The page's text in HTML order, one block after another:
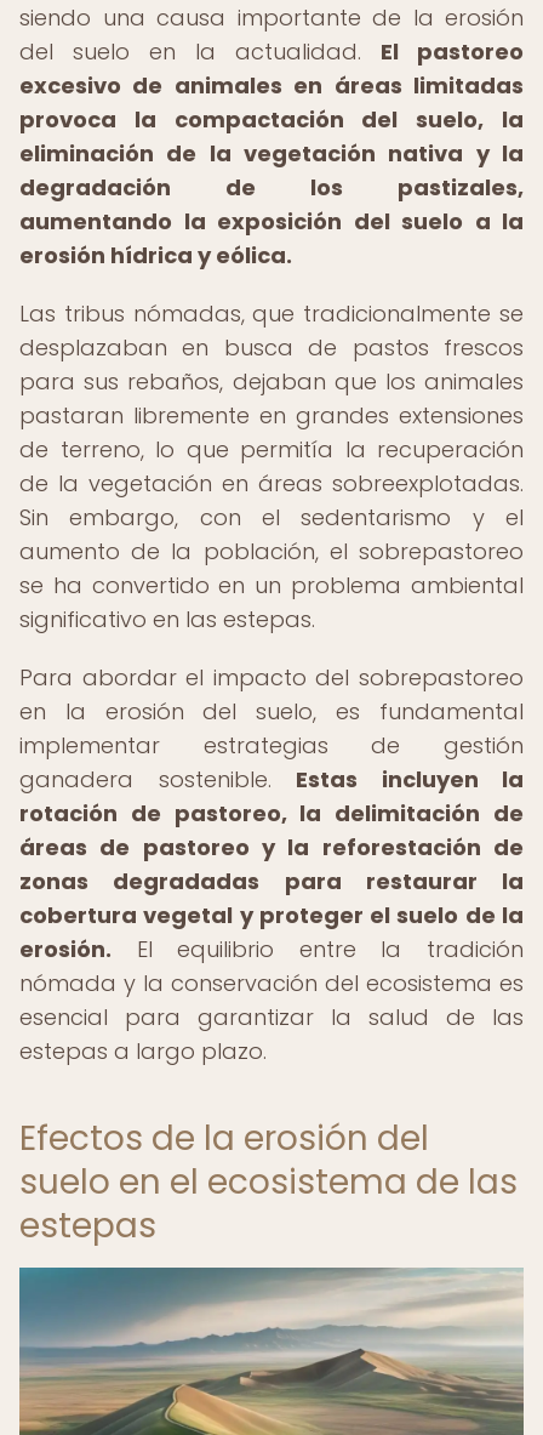
siendo una causa importante de la erosión
del suelo en la actualidad. El pastoreo
excesivo de animales en áreas limitadas
provoca la compactación del suelo, la
eliminación de la vegetación nativa y la
degradación de los pastizales,
aumentando la exposición del suelo a la
erosión hídrica y eólica.
Las tribus nómadas, que tradicionalmente se
desplazaban en busca de pastos frescos
para sus rebaños, dejaban que los animales
pastaran libremente en grandes extensiones
de terreno, lo que permitía la recuperación
de la vegetación en áreas sobreexplotadas.
Sin embargo, con el sedentarismo y el
aumento de la población, el sobrepastoreo
se ha convertido en un problema ambiental
significativo en las estepas.
Para abordar el impacto del sobrepastoreo
en la erosión del suelo, es fundamental
implementar estrategias de gestión
ganadera sostenible. Estas incluyen la
rotación de pastoreo, la delimitación de
áreas de pastoreo y la reforestación de
zonas degradadas para restaurar la
cobertura vegetal y proteger el suelo de la
erosión. El equilibrio entre la tradición
nómada y la conservación del ecosistema es
esencial para garantizar la salud de las
estepas a largo plazo.
Efectos de la erosión del
suelo en el ecosistema de las
estepas